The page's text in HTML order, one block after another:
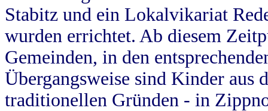
Stabitz und ein Lokalvikariat
wurden errichtet. Ab diesem
Gemeinden, in den
Übergangsweise sind Kinder aus
traditionellen Gründen - in